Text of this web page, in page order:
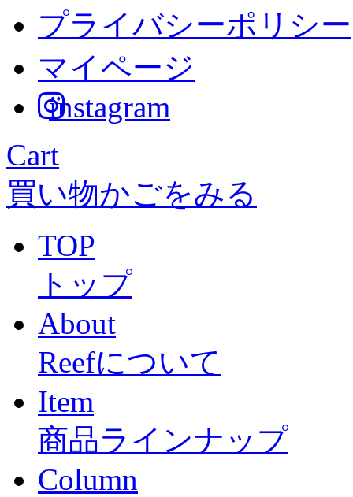
プライバシーポリシー
マイページ
instagram
Cart
買い物かごをみる
TOP
トップ
About
Reefについて
Item
商品ラインナップ
Column